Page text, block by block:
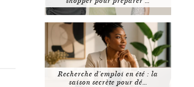
Recherche d’emploi en été : la
saison secrète pour dé…